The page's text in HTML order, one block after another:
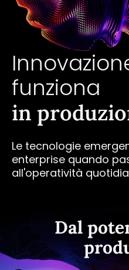
funziona
in
Le tecnologie
enterprise quando
all'operatività
Dal